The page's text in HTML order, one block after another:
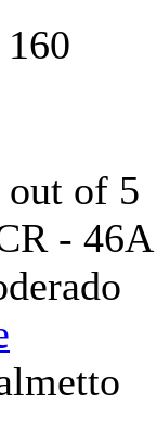
- 46A